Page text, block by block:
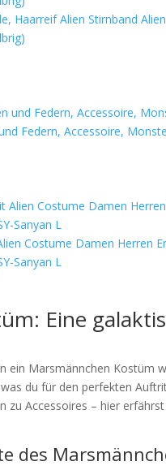
Haarreif Alien Stirnband
Federn, Accessoire,
Costume Damen Herren
Sanyan L
Eine
ein Marsmännchen Kostüm
du für den perfekten
zu Accessoires – hier
des